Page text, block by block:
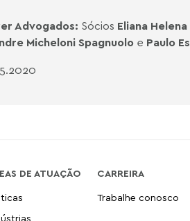
Advogados: Sócios Eliana
Micheloni Spagnuolo e Paulo
DE ATUAÇÃO CARREIRA
Trabalhe conosco